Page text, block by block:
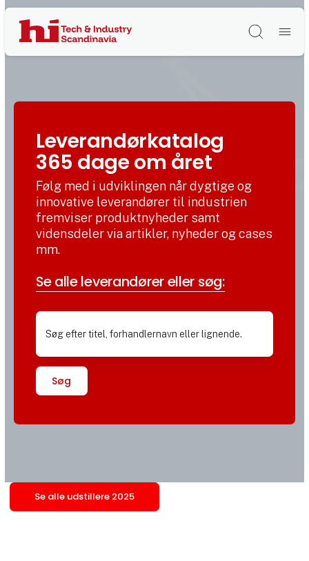
Søg
Leverandørkatalog
365 dage om året
Følg med i udviklingen når dygtige og
innovative leverandører til industrien
fremviser produktnyheder samt
vidensdeler via artikler, nyheder og cases
mm.
Se alle leverandører eller søg:
Søg
Se alle udstillere 2025